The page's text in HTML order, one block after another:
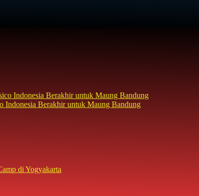
Indonesia Berakhir untuk Maung Bandung
di Yogyakarta